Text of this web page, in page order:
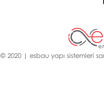
© 2020 | esbau yapı sistemleri